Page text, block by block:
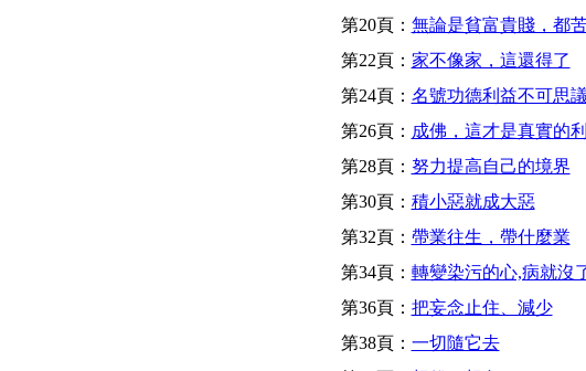
第20頁： 無論是貧富貴賤，都
第22頁： 家不像家，這還得了
第24頁： 名號功德利益不可思
第26頁： 成佛，這才是真實的
第28頁： 努力提高自己的境界
第30頁： 積小惡就成大惡
第32頁： 帶業往生，帶什麼業
第34頁： 轉變染污的心,病就沒
第36頁： 把妄念止住、減少
第38頁： 一切隨它去